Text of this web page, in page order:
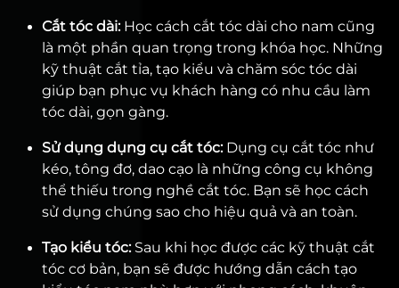
Cắt tóc dài:Học cách cắt tóc dài cho nam cũng
là một phần quan trọng trong khóa học. Những
kỹ thuật cắt tỉa, tạo kiểu và chăm sóc tóc dài
giúp bạn phục vụ khách hàng có nhu cầu làm
tóc dài, gọn gàng.
Sử dụng dụng cụ cắt tóc:Dụng cụ cắt tóc như
kéo, tông đơ, dao cạo là những công cụ không
thể thiếu trong nghề cắt tóc. Bạn sẽ học cách
sử dụng chúng sao cho hiệu quả và an toàn.
Tạo kiểu tóc:Sau khi học được các kỹ thuật cắt
tóc cơ bản, bạn sẽ được hướng dẫn cách tạo